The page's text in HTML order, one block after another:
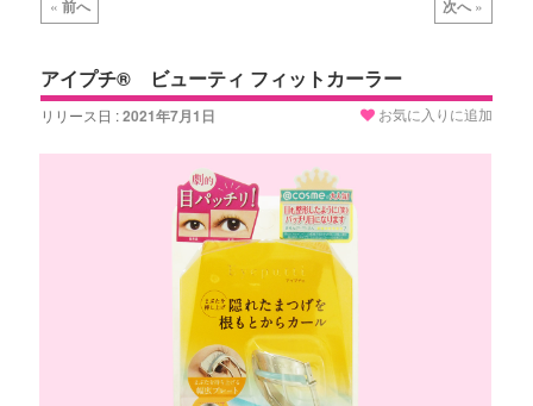
テ
ン
稿
ビ
ゲ
ー
シ
« 前へ 次へ »
アイプチ® ビューティ フィットカーラー
リリース日 :2021年7月1日 お気に入りに追加